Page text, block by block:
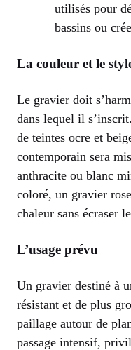
utilisés pour
bassins ou
La couleur et le
Le gravier doit
dans lequel il
de teintes ocre et
contemporain sera
anthracite ou blanc
coloré, un gravier
chaleur sans écraser
L’usage prévu
Un gravier destiné à
résistant et de plus
paillage autour de
passage intensif,